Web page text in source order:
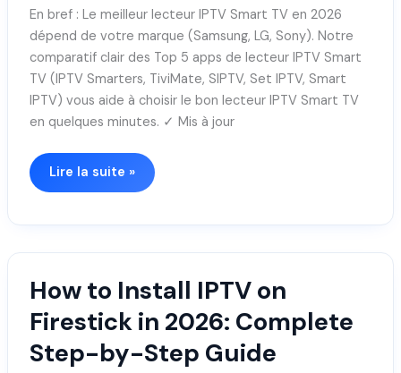
En bref : Le meilleur lecteur IPTV Smart TV en 2026
dépend de votre marque (Samsung, LG, Sony). Notre
comparatif clair des Top 5 apps de lecteur IPTV Smart
TV (IPTV Smarters, TiviMate, SIPTV, Set IPTV, Smart
IPTV) vous aide à choisir le bon lecteur IPTV Smart TV
en quelques minutes. ✓ Mis à jour
pour
Smart
TV
en
2026
(Comparatif)
Lire la suite »
How to Install IPTV on
Firestick in 2026: Complete
Step-by-Step Guide
How
Install
IPTV